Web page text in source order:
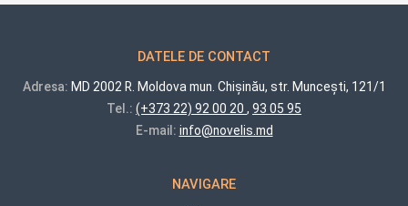
DATELE DE CONTACT
Adresa: MD 2002 R. Moldova mun. Chișinău, str. Muncești, 121/1
Tel.: (+373 22) 92 00 20 , 93 05 95
E-mail: info@novelis.md
NAVIGARE